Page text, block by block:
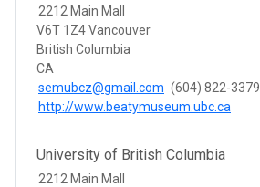
2212 Main Mall
V6T 1Z4 Vancouver
British Columbia
CA
semubcz@gmail.com (604) 822-3379
http://www.beatymuseum.ubc.ca
University of British Columbia
2212 Main Mall